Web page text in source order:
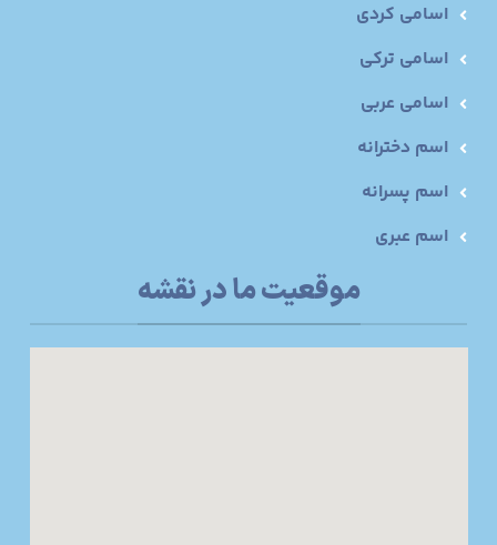
اسامی کردی
اسامی ترکی
اسامی عربی
اسم دخترانه
اسم پسرانه
اسم عبری
موقعیت ما در نقشه